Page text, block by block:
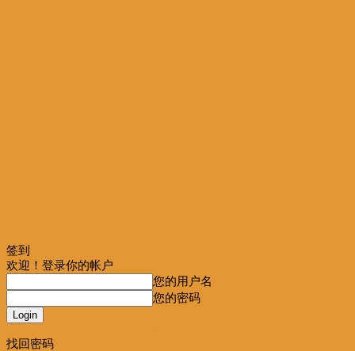
签到
欢迎！登录你的帐户
您的用户名
您的密码
找回密码